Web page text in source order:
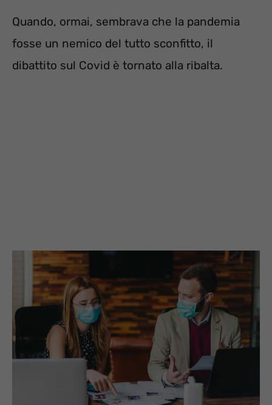
Quando, ormai, sembrava che la pandemia
fosse un nemico del tutto sconfitto, il
dibattito sul Covid è tornato alla ribalta.